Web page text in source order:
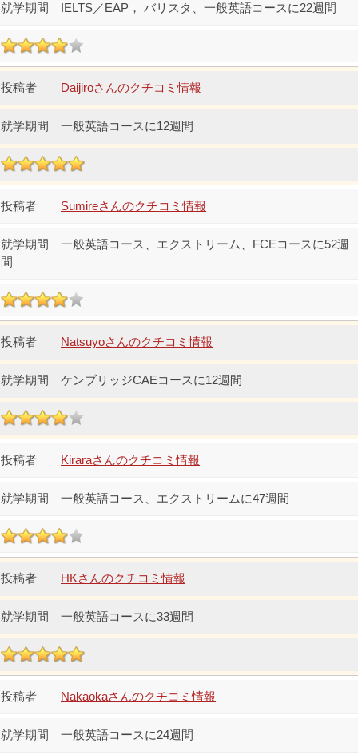
IELTS／EAP， バリスタ、一般英語コースに22週間
Daijiroさんのクチコミ情報
一般英語コースに12週間
Sumireさんのクチコミ情報
一般英語コース、エクストリーム、FCEコースに52週
間
Natsuyoさんのクチコミ情報
ケンブリッジCAEコースに12週間
Kiraraさんのクチコミ情報
一般英語コース、エクストリームに47週間
HKさんのクチコミ情報
一般英語コースに33週間
Nakaokaさんのクチコミ情報
一般英語コースに24週間